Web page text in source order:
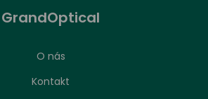
GrandOptical
O nás
Kontakt